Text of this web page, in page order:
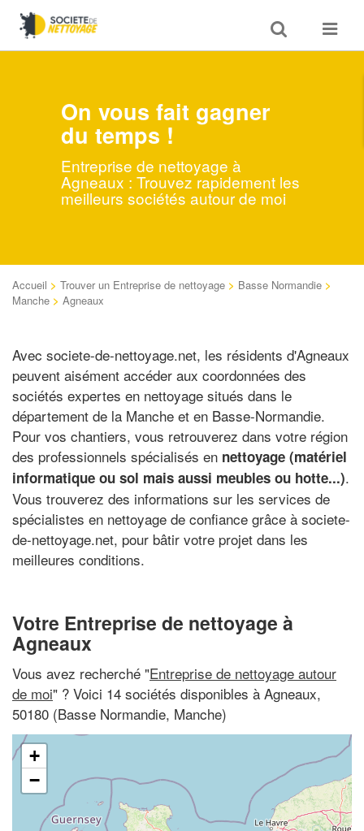
Toggle
search
Toggle
On vous fait gagner
du temps !
Entreprise de nettoyage à
Agneaux : Trouvez rapidement les
meilleurs sociétés autour de moi
Accueil > Trouver un Entreprise de nettoyage > Basse Normandie >
Manche > Agneaux
Avec societe-de-nettoyage.net, les résidents d'Agneaux
peuvent aisément accéder aux coordonnées des
sociétés expertes en nettoyage situés dans le
département de la Manche et en Basse-Normandie.
Pour vos chantiers, vous retrouverez dans votre région
des professionnels spécialisés en nettoyage (matériel
informatique ou sol mais aussi meubles ou hotte...).
Vous trouverez des informations sur les services de
spécialistes en nettoyage de confiance grâce à societe-
de-nettoyage.net, pour bâtir votre projet dans les
meilleures conditions.
Votre Entreprise de nettoyage à
Agneaux
Vous avez recherché "Entreprise de nettoyage autour
de moi" ? Voici 14 sociétés disponibles à Agneaux,
50180 (Basse Normandie, Manche)
+
−